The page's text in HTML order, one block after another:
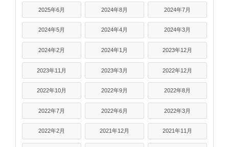
2025年6月 2024年8月 2024年7月
2024年5月 2024年4月 2024年3月
2024年2月 2024年1月 2023年12月
2023年11月 2023年3月 2022年12月
2022年10月 2022年9月 2022年8月
2022年7月 2022年6月 2022年3月
2022年2月 2021年12月 2021年11月